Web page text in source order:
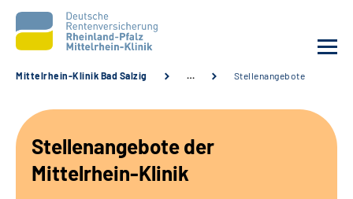
Unsere Angebote
Mittelrhein-Klinik Bad Salzig … Stellenangebote
Stellenangebote der
Mittelrhein-Klinik